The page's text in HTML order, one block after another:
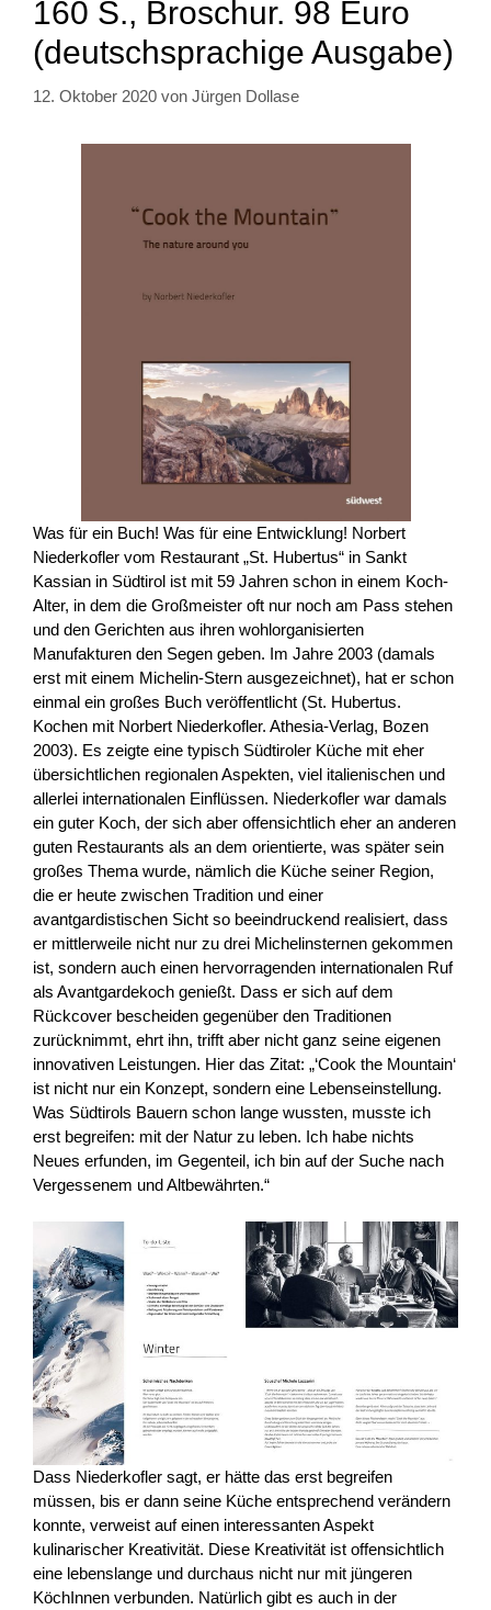
160 S., Broschur. 98 Euro
(deutschsprachige Ausgabe)
12. Oktober 2020 von Jürgen Dollase
Was für ein Buch! Was für eine Entwicklung! Norbert
Niederkofler vom Restaurant „St. Hubertus“ in Sankt
Kassian in Südtirol ist mit 59 Jahren schon in einem Koch-
Alter, in dem die Großmeister oft nur noch am Pass stehen
und den Gerichten aus ihren wohlorganisierten
Manufakturen den Segen geben. Im Jahre 2003 (damals
erst mit einem Michelin-Stern ausgezeichnet), hat er schon
einmal ein großes Buch veröffentlicht (St. Hubertus.
Kochen mit Norbert Niederkofler. Athesia-Verlag, Bozen
2003). Es zeigte eine typisch Südtiroler Küche mit eher
übersichtlichen regionalen Aspekten, viel italienischen und
allerlei internationalen Einflüssen. Niederkofler war damals
ein guter Koch, der sich aber offensichtlich eher an anderen
guten Restaurants als an dem orientierte, was später sein
großes Thema wurde, nämlich die Küche seiner Region,
die er heute zwischen Tradition und einer
avantgardistischen Sicht so beeindruckend realisiert, dass
er mittlerweile nicht nur zu drei Michelinsternen gekommen
ist, sondern auch einen hervorragenden internationalen Ruf
als Avantgardekoch genießt. Dass er sich auf dem
Rückcover bescheiden gegenüber den Traditionen
zurücknimmt, ehrt ihn, trifft aber nicht ganz seine eigenen
innovativen Leistungen. Hier das Zitat: „‘Cook the Mountain‘
ist nicht nur ein Konzept, sondern eine Lebenseinstellung.
Was Südtirols Bauern schon lange wussten, musste ich
erst begreifen: mit der Natur zu leben. Ich habe nichts
Neues erfunden, im Gegenteil, ich bin auf der Suche nach
Vergessenem und Altbewährten.“
Dass Niederkofler sagt, er hätte das erst begreifen
müssen, bis er dann seine Küche entsprechend verändern
konnte, verweist auf einen interessanten Aspekt
kulinarischer Kreativität. Diese Kreativität ist offensichtlich
eine lebenslange und durchaus nicht nur mit jüngeren
KöchInnen verbunden. Natürlich gibt es auch in der